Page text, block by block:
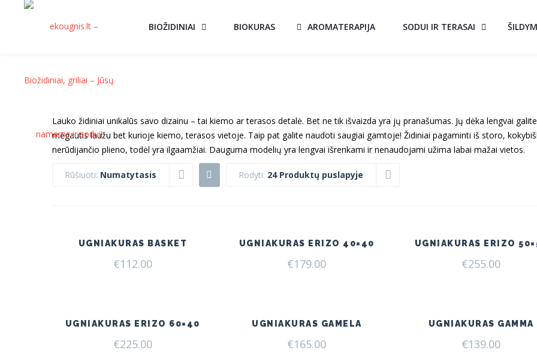
BIOŽIDINIAI BIOKURAS AROMATERAPIJA SODUI IR TERASAI
Lauko židiniai unikalūs savo dizainu – tai kiemo ar terasos detalė. Bet ne tik išvaizda yra jų pranašumas. Jų dėka lengvai galite
mėgautis laužu bet kurioje kiemo, terasos vietoje. Taip pat galite naudoti saugiai gamtoje! Židiniai pagaminti iš storo,
nerūdijančio plieno, todėl yra ilgaamžiai. Dauguma modelių yra lengvai išrenkami ir nenaudojami užima labai mažai vietos.
Rūšiuoti: Numatytasis Rodyti: 24 Produktų puslapyje
UGNIAKURAS BASKET
€112.00
UGNIAKURAS ERIZO 40×40
€179.00
UGNIAKURAS ERIZO
€255.00
UGNIAKURAS ERIZO 60×40
€225.00
UGNIAKURAS GAMELA
€165.00
UGNIAKURAS GAMMA
€139.00